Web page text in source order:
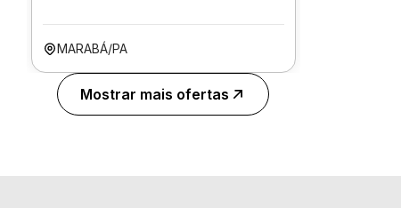
MARABÁ/PA
Mostrar mais ofertas